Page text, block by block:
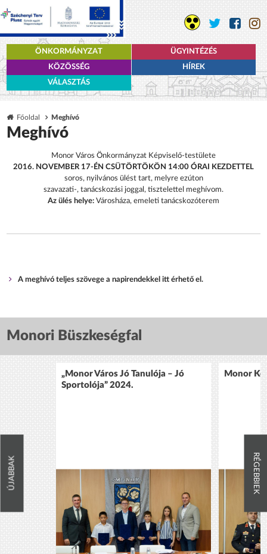
ÖNKORMÁNYZAT
ÜGYINTÉZÉS
KÖZÖSSÉG
HÍREK
VÁLASZTÁS
Főoldal Meghívó
Meghívó
Monor Város Önkormányzat Képviselő-testülete
2016. NOVEMBER 17-ÉN CSÜTÖRTÖKÖN 14:00 ÓRAI KEZDETTEL
soros, nyilvános ülést tart, melyre ezúton
szavazati-, tanácskozási joggal, tisztelettel meghívom.
Az ülés helye: Városháza, emeleti tanácskozóterem
A meghívó teljes szövege a napirendekkel itt érhető el.
Monori Büszkeségfal
ÚJABBAK
„Monor Város Jó Tanulója – Jó
Sportolója” 2024.
Monor
RÉGEBBIEK